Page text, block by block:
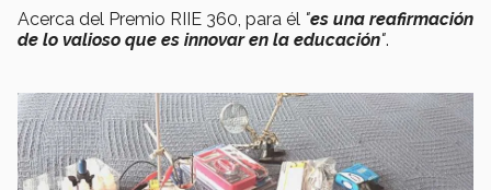
Acerca del Premio RIIE 360, para él "es una reafirmación
de lo valioso que es innovar en la educación".